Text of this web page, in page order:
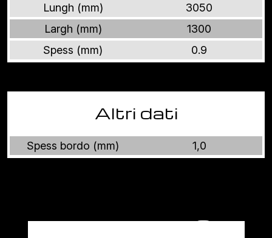
Lungh (mm)
3050
Largh (mm)
1300
Spess (mm)
0.9
Altri dati
Spess bordo (mm) 1,0
Altri prodotti LEGNI